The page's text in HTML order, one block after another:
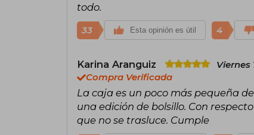
todo.
33 Esta opinión es útil 4
Karina Aranguiz
Viernes
Compra Verificada
La caja es un poco más pequeña
una edición de bolsillo. Con
que no se trasluce. Cumple